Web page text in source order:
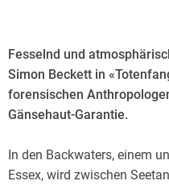
Fesselnd und
Simon Beckett in
forensischen
Gänsehaut-Garantie.
In den Backwaters, einem
Essex, wird zwischen